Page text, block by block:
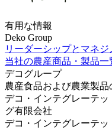
有用な情報
Deko Group
リーダーシップとマネジ
当社の農産商品・製品一
デコグループ
農産食品および農業製品
デコ・インテグレーテ
グ有限会社
デコ・インテグレーテ